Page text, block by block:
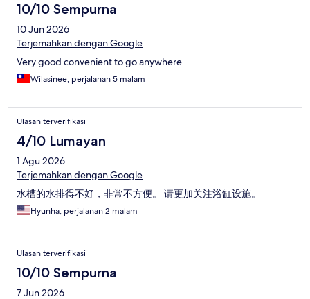
10/10 Sempurna
10 Jun 2026
Terjemahkan dengan Google
Very good convenient to go anywhere
Wilasinee, perjalanan 5 malam
Ulasan terverifikasi
4/10 Lumayan
1 Agu 2026
Terjemahkan dengan Google
水槽的水排得不好，非常不方便。 请更加关注浴缸设施。
Hyunha, perjalanan 2 malam
Ulasan terverifikasi
10/10 Sempurna
7 Jun 2026